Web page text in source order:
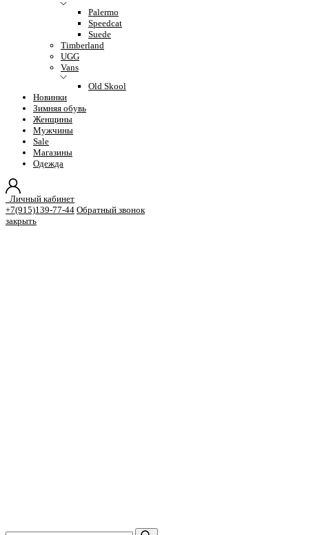
Palermo
Speedcat
Suede
Timberland
UGG
Vans
Old Skool
Новинки
Зимняя обувь
Женщины
Мужчины
Sale
Магазины
Одежда
Личный кабинет
+7(915)139-77-44 Обратный звонок
закрыть